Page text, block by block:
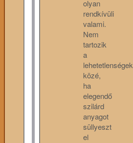
olyan
rendkívüli
valami.
Nem
tartozik
a
lehetetlenségek
közé,
ha
elegendő
szilárd
anyagot
süllyeszt
el